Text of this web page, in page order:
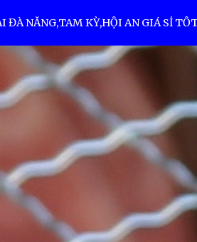
Skip to main content
ĐÀ NẴNG,TAM KỲ,HỘI AN GIÁ SỈ